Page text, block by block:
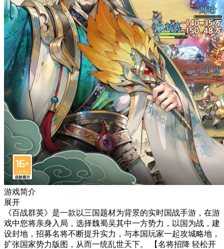
游戏简介
展开
《百战群英》是一款以三国题材为背景的实时国战手游，在游
戏中您将亲身入局，选择魏蜀吴其中一方势力，以国为战，建
设封地，招募名将不断提升实力，与本国玩家一起攻城略地，
扩张国家势力版图，从而一统乱世天下。 【名将招降 轻松开